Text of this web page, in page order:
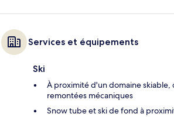
Services et équipements
Ski
À proximité d'un domaine skiable,
remontées mécaniques
Snow tube et ski de fond à